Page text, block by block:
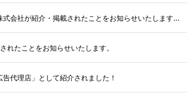
式会社が紹介・掲載されたことをお知らせいたします...
れたことをお知らせいたします。
代理店」として紹介されました！